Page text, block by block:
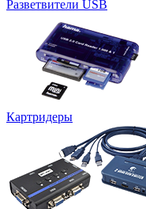
Разветвители USB
Картридеры